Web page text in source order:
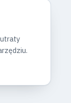
utraty